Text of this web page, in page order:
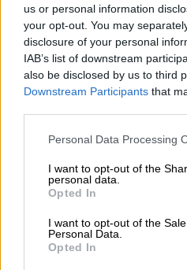
us or personal information
your opt-out. You may
disclosure of your personal
IAB’s list of downstream
also be disclosed by us to third
Downstream Participants that
Please note that this website/
not limited to your visit or usage
grant or deny consent to
use your data for below
consent section.
Personal Data Processing
I want to opt-out of the
personal data.
Opted In
I want to opt-out of the
Personal Data.
Opted In
Τηλεόραση|13.12.2019
Πρεμιέρα για το
Θάνο Παπαδημητρίου
Αυτή την Κυριακή 15
Guide» στη 01:15 στο
ΑΛΛΑ #TAGS
Αίγυπτος